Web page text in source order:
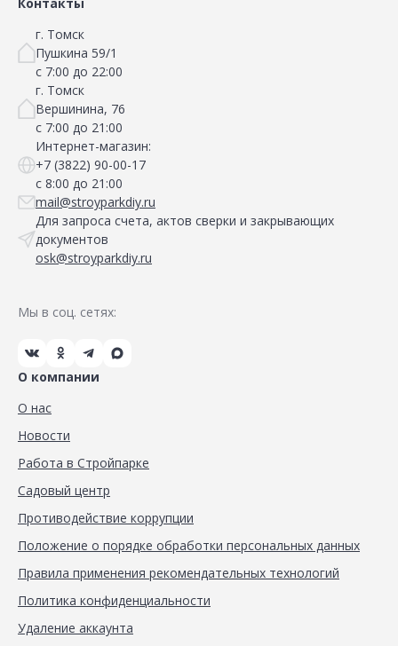
г. Томск
Пушкина 59/1
с 7:00 до 22:00
г. Томск
Вершинина, 76
с 7:00 до 21:00
Интернет-магазин:
+7 (3822) 90-00-17
с 8:00 до 21:00
mail@stroyparkdiy.ru
Для запроса счета, актов сверки и закрывающих
документов
osk@stroyparkdiy.ru
Мы в соц. сетях:
О компании
О нас
Новости
Работа в Стройпарке
Садовый центр
Противодействие коррупции
Положение о порядке обработки персональных данных
Правила применения рекомендательных технологий
Политика конфиденциальности
Удаление аккаунта